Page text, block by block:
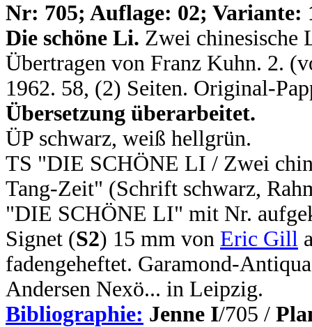
Nr: 705; Auflage: 02; Variante:
Die schöne Li. Zwei chinesische
Übertragen von Franz Kuhn. 2.
1962. 58, (2) Seiten. Original-
Übersetzung überarbeitet.
ÜP schwarz, weiß hellgrün.
TS "DIE SCHÖNE LI / Zwei
Tang-Zeit" (Schrift schwarz,
"DIE SCHÖNE LI" mit Nr.
Signet (S2) 15 mm von Eric Gill
fadengeheftet. Garamond-
Andersen Nexö... in Leipzig.
Bibliographie: Jenne I/705 /